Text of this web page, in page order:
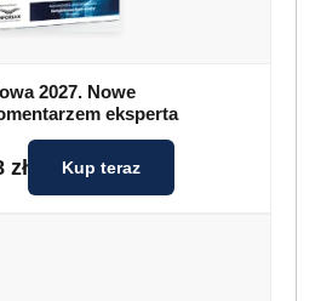
2027. Nowe
eksperta
zł Kup teraz